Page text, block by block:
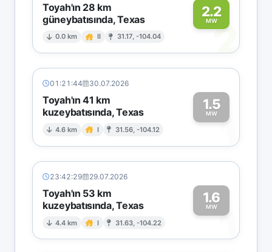
Toyah'ın 28 km
güneybatısında, Texas
0.0 km II 31.17, -104.04
2.2
MW2
01:21:44 30.07.2026
Toyah'ın 41 km
kuzeybatısında, Texas
4.6 km I 31.56, -104.12
1.5
MW1
23:42:29 29.07.2026
Toyah'ın 53 km
kuzeybatısında, Texas
4.4 km I 31.63, -104.22
1.6
MW1